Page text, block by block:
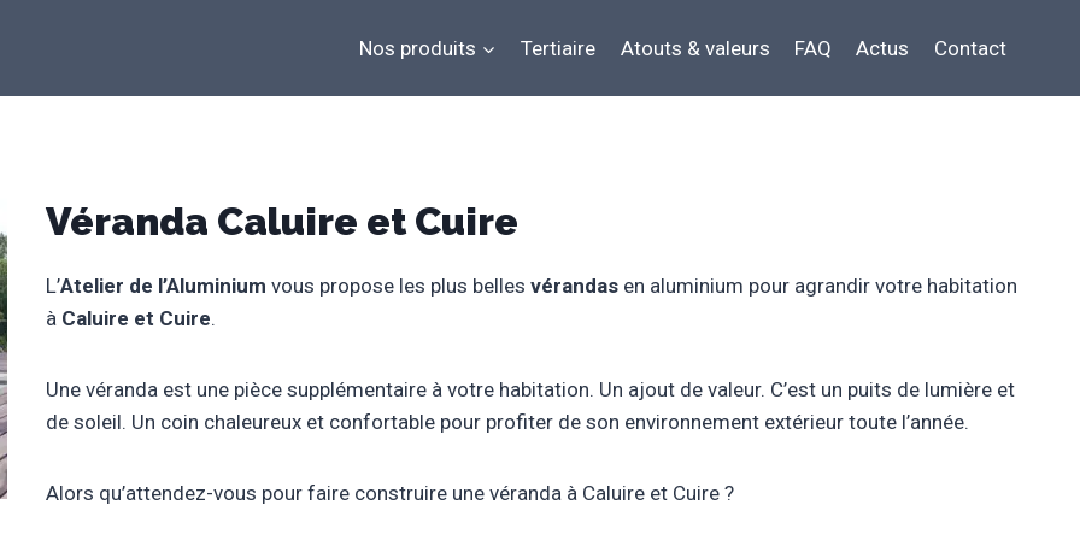
Nos produits Tertiaire Atouts & valeurs FAQ Actus Contact
Véranda Caluire et Cuire
L’Atelier de l’Aluminiumvous propose les plus bellesvérandas en aluminium pour agrandir votre habitation
à Caluire et Cuire.
Une véranda est une pièce supplémentaire à votre habitation. Un ajout de valeur. C’est un puits de lumière et
de soleil. Un coin chaleureux et confortable pour profiter de son environnement extérieur toute l’année.
Alors qu’attendez-vous pour faire construire une véranda à Caluire et Cuire ?